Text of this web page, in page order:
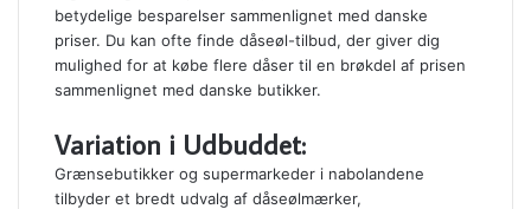
betydelige besparelser sammenlignet med danske
priser. Du kan ofte finde dåseøl-tilbud, der giver dig
mulighed for at købe flere dåser til en brøkdel af prisen
sammenlignet med danske butikker.
Variation i Udbuddet:
Grænsebutikker og supermarkeder i nabolandene
tilbyder et bredt udvalg af dåseølmærker,